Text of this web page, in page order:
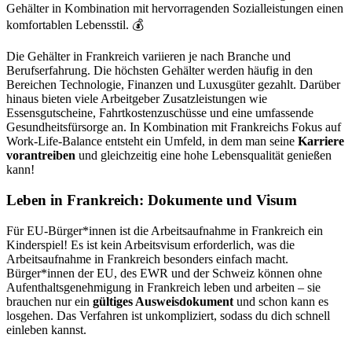
Gehälter in Kombination mit hervorragenden Sozialleistungen einen
komfortablen Lebensstil. 💰
Die Gehälter in Frankreich variieren je nach Branche und
Berufserfahrung. Die höchsten Gehälter werden häufig in den
Bereichen Technologie, Finanzen und Luxusgüter gezahlt. Darüber
hinaus bieten viele Arbeitgeber Zusatzleistungen wie
Essensgutscheine, Fahrtkostenzuschüsse und eine umfassende
Gesundheitsfürsorge an. In Kombination mit Frankreichs Fokus auf
Work-Life-Balance entsteht ein Umfeld, in dem man seine Karriere
vorantreiben und gleichzeitig eine hohe Lebensqualität genießen
kann!
Leben in Frankreich: Dokumente und Visum
Für EU-Bürger*innen ist die Arbeitsaufnahme in Frankreich ein
Kinderspiel! Es ist kein Arbeitsvisum erforderlich, was die
Arbeitsaufnahme in Frankreich besonders einfach macht.
Bürger*innen der EU, des EWR und der Schweiz können ohne
Aufenthaltsgenehmigung in Frankreich leben und arbeiten – sie
brauchen nur ein gültiges Ausweisdokument und schon kann es
losgehen. Das Verfahren ist unkompliziert, sodass du dich schnell
einleben kannst.